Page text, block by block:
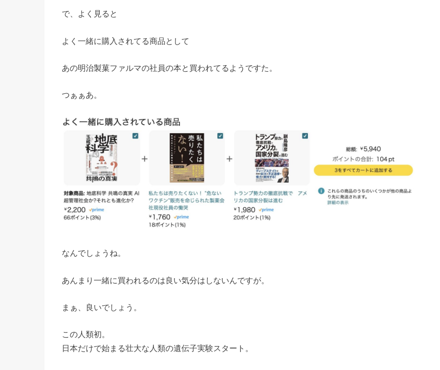
で、よく見ると
よく一緒に購入されてる商品として
あの明治製菓ファルマの社員の本と買われてるようですた。
つぁぁあ。
なんでしょうね。
あんまり一緒に買われるのは良い気分はしないんですが。
まぁ、良いでしょう。
この人類初。
日本だけで始まる壮大な人類の遺伝子実験スタート。